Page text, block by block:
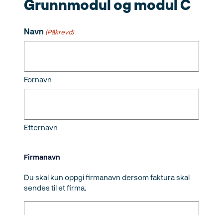
SøkGrunnmodul og modul C
Navn (Påkrevd)
Fornavn
Etternavn
Firmanavn
Du skal kun oppgi firmanavn dersom faktura skal
sendes til et firma.